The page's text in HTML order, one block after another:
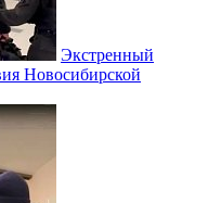
Экстренный
Новосибирской